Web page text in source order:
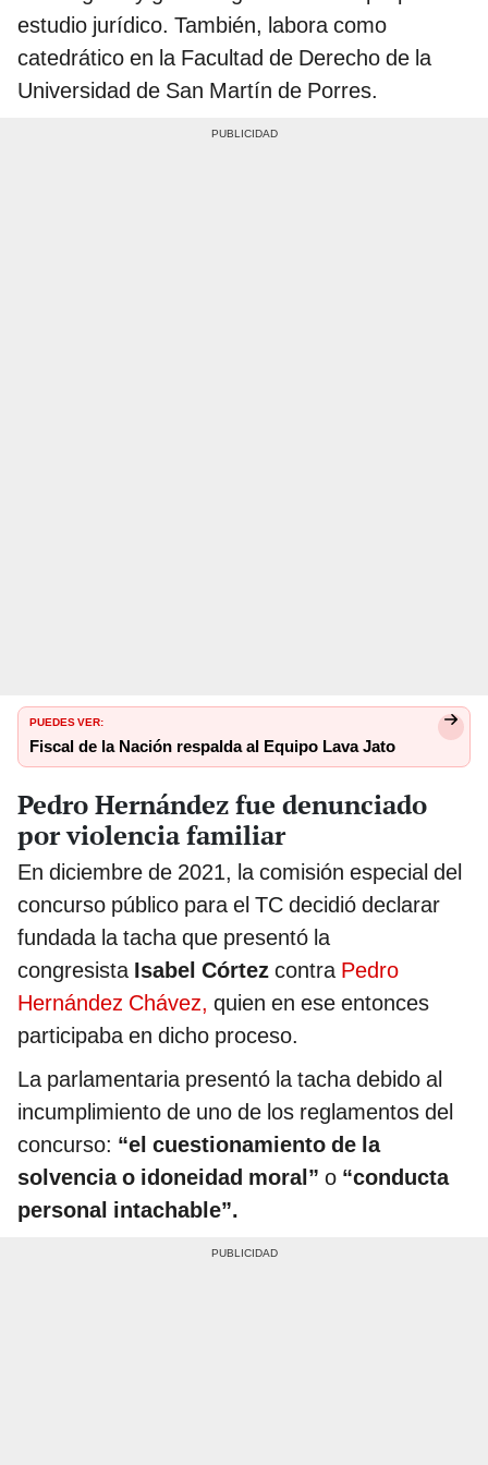
estudio jurídico. También, labora como
catedrático en la Facultad de Derecho de la
Universidad de San Martín de Porres.
PUEDES VER:
Fiscal de la Nación respalda al Equipo Lava Jato
Pedro Hernández fue denunciado
por violencia familiar
En diciembre de 2021, la comisión especial del
concurso público para el TC decidió declarar
fundada la tacha que presentó la
congresista Isabel Córtez contra Pedro
Hernández Chávez, quien en ese entonces
participaba en dicho proceso.
La parlamentaria presentó la tacha debido al
incumplimiento de uno de los reglamentos del
concurso: “el cuestionamiento de la
solvencia o idoneidad moral” o “conducta
personal intachable”.